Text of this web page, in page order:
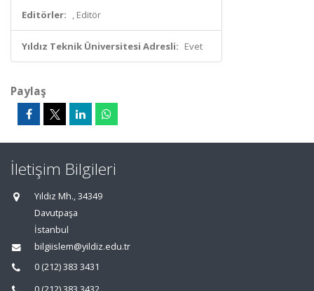
Editörler: , Editör
Yıldız Teknik Üniversitesi Adresli: Evet
Paylaş
İletişim Bilgileri
Yıldız Mh., 34349
Davutpaşa
İstanbul
bilgiislem@yildiz.edu.tr
0 (212) 383 3431